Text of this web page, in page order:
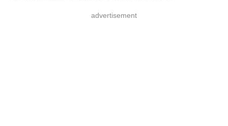
advertisement